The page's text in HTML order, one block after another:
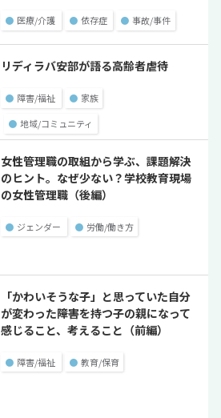
● 医療/介護 ● 依存症 ● 事故/事件
リディラバ安部が語る高齢者虐待
● 障害/福祉 ● 家族
● 地域/コミュニティ
女性管理職の取組から学ぶ、課題解決
のヒント。なぜ少ない？学校教育現場
の女性管理職（後編）
● ジェンダー ● 労働/働き方
「かわいそうな子」と思っていた自分
が変わった――障害を持つ子の親になって
感じること、考えること（前編）
● 障害/福祉 ● 教育/保育